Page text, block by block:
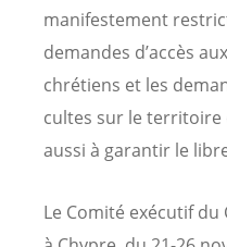
manifestement
demandes d’accès
chrétiens et les
cultes sur le territoire
aussi à garantir le
Le Comité exécutif du